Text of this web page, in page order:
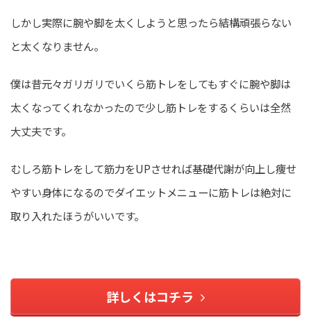
しかし実際に腕や脚を太くしようと思ったら結構頑張らない
と太くなりません。
僕は昔元々ガリガリでいくら筋トレをしてもすぐに腕や脚は
太くなってくれなかったので少し筋トレをするくらいは全然
大丈夫です。
むしろ筋トレをして筋力をUPさせれば基礎代謝が向上し痩せ
やすい身体になるのでダイエットメニューに筋トレは絶対に
取り入れたほうがいいです。
詳しくはコチラ